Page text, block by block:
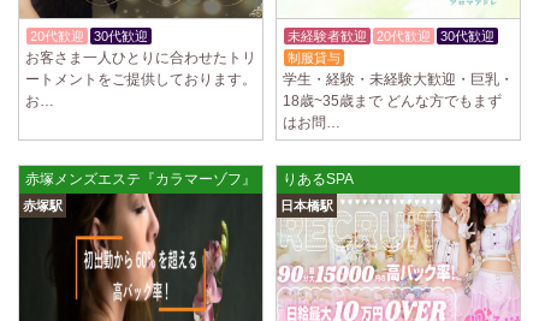
20代歓迎 30代歓迎
お客さま一人ひとりに合わせたトリ
ートメントをご提供しております。
お…
未経験者歓迎 20代歓迎
30代歓迎
制服貸与
学生・経験・未経験大歓迎・巨乳・
18歳~35歳まで どんな方でもまず
はお問…
赤塚メンズエステ『カラマーゾフ』
赤塚駅
りあるSPA
日本橋駅